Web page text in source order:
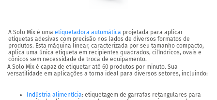
A Solo Mix é uma etiquetadora automática projetada para aplicar
etiquetas adesivas com precisão nos lados de diversos formatos de
produtos. Esta máquina linear, caracterizada por seu tamanho compacto,
aplica uma única etiqueta em recipientes quadrados, cilíndricos, ovais e
cônicos sem necessidade de troca de equipamento.
A Solo Mix é capaz de etiquetar até 60 produtos por minuto. Sua
versatilidade em aplicações a torna ideal para diversos setores, incluindo:
Indústria alimentícia: etiquetagem de garrafas retangulares para